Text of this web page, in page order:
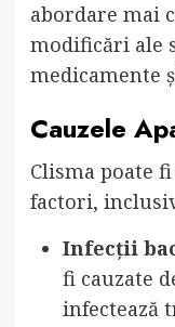
abordare mai
modificări ale
medicamente
Cauzele
Clisma poate
factori,
Infecții
fi cauzate
infectează